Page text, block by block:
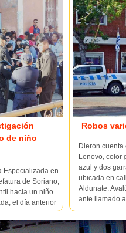
de niño
Especializada en
de Soriano,
hacia un niño
el día anterior
Robos
Dieron cuenta
Lenovo, color
azul y dos
ubicada en
Aldunate.
ante llamado